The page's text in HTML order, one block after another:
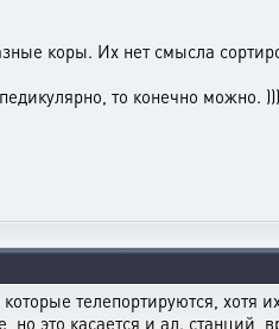
коры. Их нет смысла
то конечно можно. )))
которые телепортируются,
но это касается и ал. станций,